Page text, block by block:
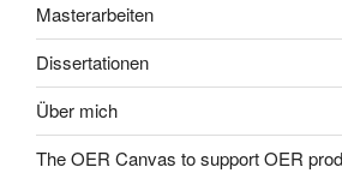
Masterarbeiten
Dissertationen
Über mich
The OER Canvas to support OER